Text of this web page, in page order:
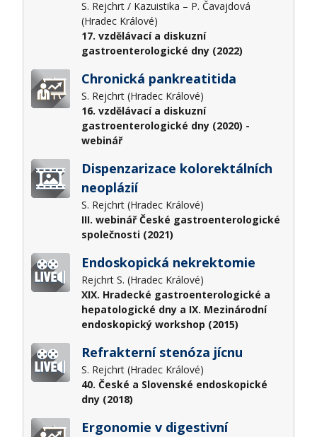
S. Rejchrt / Kazuistika – P. Čavajdová
(Hradec Králové)
17. vzdělávací a diskuzní
gastroenterologické dny (2022)
Chronická pankreatitida
S. Rejchrt (Hradec Králové)
16. vzdělávací a diskuzní
gastroenterologické dny (2020) -
webinář
Dispenzarizace kolorektálních
neoplázií
S. Rejchrt (Hradec Králové)
III. webinář České gastroenterologické
společnosti (2021)
Endoskopická nekrektomie
Rejchrt S. (Hradec Králové)
XIX. Hradecké gastroenterologické a
hepatologické dny a IX. Mezinárodní
endoskopický workshop (2015)
Refrakterní stenóza jícnu
S. Rejchrt (Hradec Králové)
40. České a Slovenské endoskopické
dny (2018)
Ergonomie v digestivní